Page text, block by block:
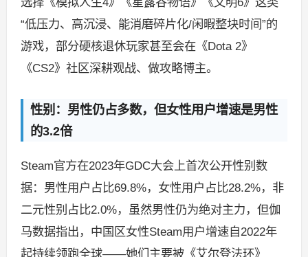
“低压力、高沉浸、能消磨碎片化/闲暇整块时间”的
游戏，部分硬核退休玩家甚至会在《Dota 2》
《CS2》社区深耕观战、做攻略博主。
性别：男性仍占多数，但女性用户增速是男性
的3.2倍
Steam官方在2023年GDC大会上首次公开性别数
据：男性用户占比69.8%，女性用户占比28.2%，非
二元性别占比2.0%，虽然男性仍为绝对主力，但伽
马数据指出，中国区女性Steam用户增速自2022年
起持续领跑全球——她们主要被《艾尔登法环》